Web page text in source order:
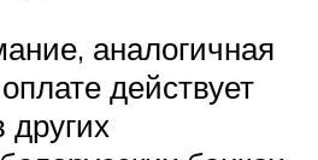
аналогичная
действует
других